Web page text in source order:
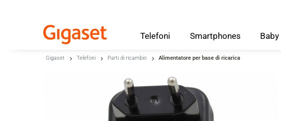
Skip to main content
Salta alla selezione della lingua
Skip to Cookie Configuration
Telefoni Smartphones Baby
Gigaset Telefoni Parti di ricambio Alimentatore per base di ricarica